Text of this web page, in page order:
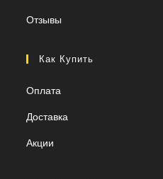
Отзывы
Как Купить
Оплата
Доставка
Акции